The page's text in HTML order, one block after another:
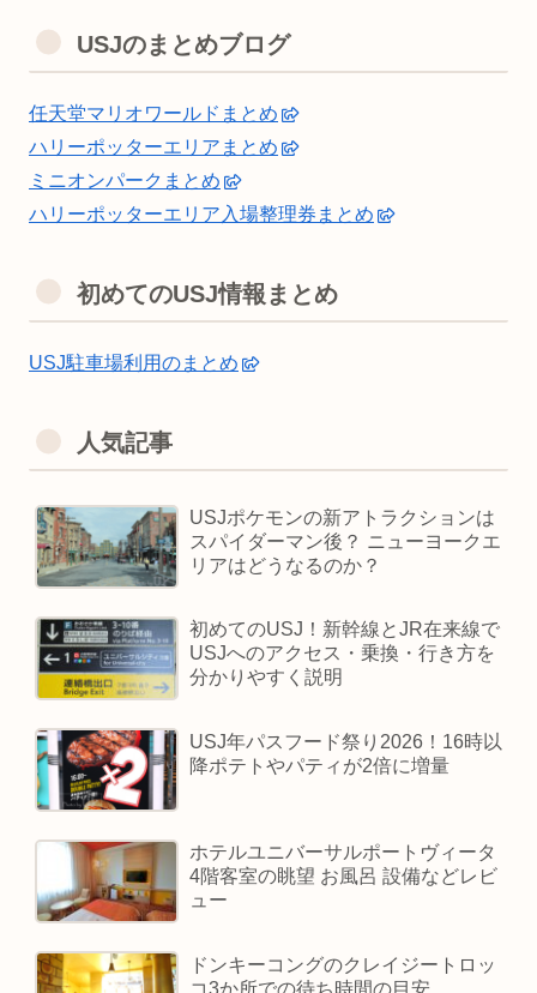
USJのまとめブログ
任天堂マリオワールドまとめ
ハリーポッターエリアまとめ
ミニオンパークまとめ
ハリーポッターエリア入場整理券まとめ
初めてのUSJ情報まとめ
USJ駐車場利用のまとめ
人気記事
USJポケモンの新アトラクションは
スパイダーマン後？ ニューヨークエ
リアはどうなるのか？
初めてのUSJ！新幹線とJR在来線で
USJへのアクセス・乗換・行き方を
分かりやすく説明
USJ年パスフード祭り2026！16時以
降ポテトやパティが2倍に増量
ホテルユニバーサルポートヴィータ
4階客室の眺望 お風呂 設備などレビ
ュー
ドンキーコングのクレイジートロッ
コ3か所での待ち時間の目安